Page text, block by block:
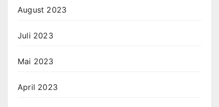
August 2023
Juli 2023
Mai 2023
April 2023